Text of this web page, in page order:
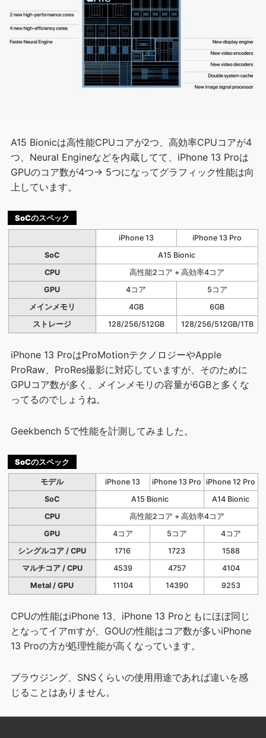
A15 Bionicは高性能CPUコアが2つ、高効率CPUコアが4
つ、Neural Engineなどを内蔵してて、iPhone 13 Proは
GPUのコア数が4つ→ 5つになってグラフィック性能は向
上しています。
SoCのスペック
iPhone 13
iPhone 13 Pro
SoC
A15 Bionic
CPU
高性能2コア + 高効率4コア
GPU
4コア
5コア
メインメモリ
4GB
6GB
ストレージ
128/256/512GB 128/256/512GB/1TB
iPhone 13 ProはProMotionテクノロジーやApple
ProRaw、ProRes撮影に対応していますが、そのために
GPUコア数が多く、メインメモリの容量が6GBと多くな
ってるのでしょうね。
Geekbench 5で性能を計測してみました。
SoCのスペック
モデル iPhone 13 iPhone 13 Pro iPhone 12 Pro
SoC
A15 Bionic
A14 Bionic
CPU
高性能2コア + 高効率4コア
GPU
4コア 5コア
4コア
シングルコア / CPU
1716 1723
1588
マルチコア / CPU
4539 4757
4104
Metal / GPU
11104 14390 9253
CPUの性能はiPhone 13、iPhone 13 Proともにほぼ同じ
となってイアmすが、GOUの性能はコア数が多いiPhone
13 Proの方が処理性能が高くなっています。
ブラウジング、SNSくらいの使用用途であれば違いを感
じることはありません。